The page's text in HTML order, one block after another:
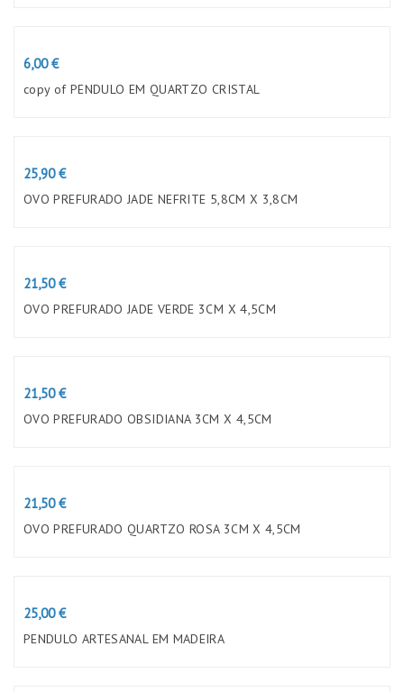
Preço
6,00 €
copy of PENDULO EM QUARTZO CRISTAL
Preço
25,90 €
OVO PREFURADO JADE NEFRITE 5,8CM X 3,8CM
Preço
21,50 €
OVO PREFURADO JADE VERDE 3CM X 4,5CM
Preço
21,50 €
OVO PREFURADO OBSIDIANA 3CM X 4,5CM
Preço
21,50 €
OVO PREFURADO QUARTZO ROSA 3CM X 4,5CM
Preço
25,00 €
PENDULO ARTESANAL EM MADEIRA